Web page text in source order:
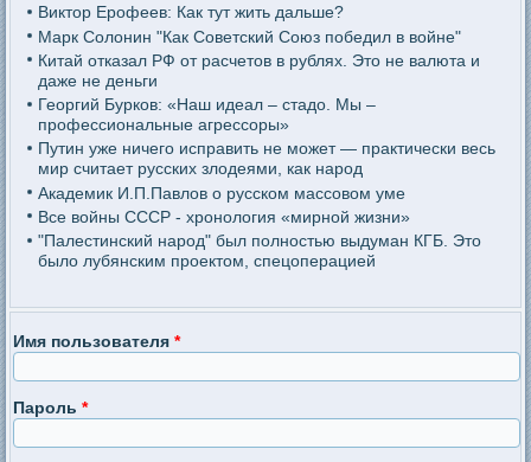
Виктор Ерофеев: Как тут жить дальше?
Марк Солонин "Как Советский Союз победил в войне"
Китай отказал РФ от расчетов в рублях. Это не валюта и
даже не деньги
Георгий Бурков: «Наш идеал – стадо. Мы –
профессиональные агрессоры»
Путин уже ничего исправить не может — практически весь
мир считает русских злодеями, как народ
Академик И.П.Павлов о русском массовом уме
Все войны СССР - хронология «мирной жизни»
"Палестинский народ" был полностью выдуман КГБ. Это
было лубянским проектом, спецоперацией
Имя пользователя*
Пароль*